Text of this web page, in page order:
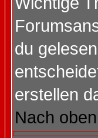
du
erstellen
Nach oben